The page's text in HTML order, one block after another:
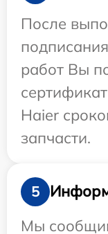
После
работ Вы
Haier
запчасти.
5
Мы